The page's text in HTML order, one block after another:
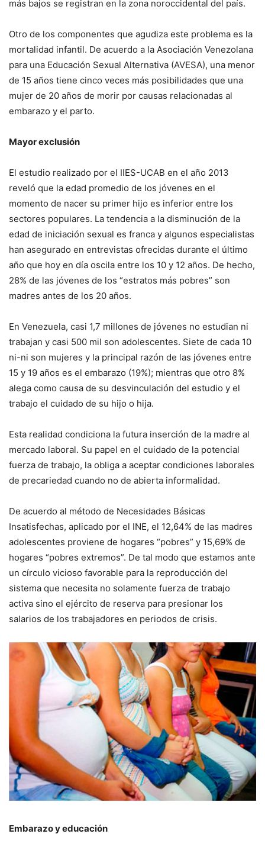
más bajos se registran en la zona noroccidental del país.
Otro de los componentes que agudiza este problema es la
mortalidad infantil. De acuerdo a la Asociación Venezolana
para una Educación Sexual Alternativa (AVESA), una menor
de 15 años tiene cinco veces más posibilidades que una
mujer de 20 años de morir por causas relacionadas al
embarazo y el parto.
Mayor exclusión
El estudio realizado por el IIES-UCAB en el año 2013
reveló que la edad promedio de los jóvenes en el
momento de nacer su primer hijo es inferior entre los
sectores populares. La tendencia a la disminución de la
edad de iniciación sexual es franca y algunos especialistas
han asegurado en entrevistas ofrecidas durante el último
año que hoy en día oscila entre los 10 y 12 años. De hecho,
28% de las jóvenes de los “estratos más pobres” son
madres antes de los 20 años.
En Venezuela, casi 1,7 millones de jóvenes no estudian ni
trabajan y casi 500 mil son adolescentes. Siete de cada 10
ni-ni son mujeres y la principal razón de las jóvenes entre
15 y 19 años es el embarazo (19%); mientras que otro 8%
alega como causa de su desvinculación del estudio y el
trabajo el cuidado de su hijo o hija.
Esta realidad condiciona la futura inserción de la madre al
mercado laboral. Su papel en el cuidado de la potencial
fuerza de trabajo, la obliga a aceptar condiciones laborales
de precariedad cuando no de abierta informalidad.
De acuerdo al método de Necesidades Básicas
Insatisfechas, aplicado por el INE, el 12,64% de las madres
adolescentes proviene de hogares “pobres” y 15,69% de
hogares “pobres extremos”. De tal modo que estamos ante
un círculo vicioso favorable para la reproducción del
sistema que necesita no solamente fuerza de trabajo
activa sino el ejército de reserva para presionar los
salarios de los trabajadores en periodos de crisis.
Embarazo y educación